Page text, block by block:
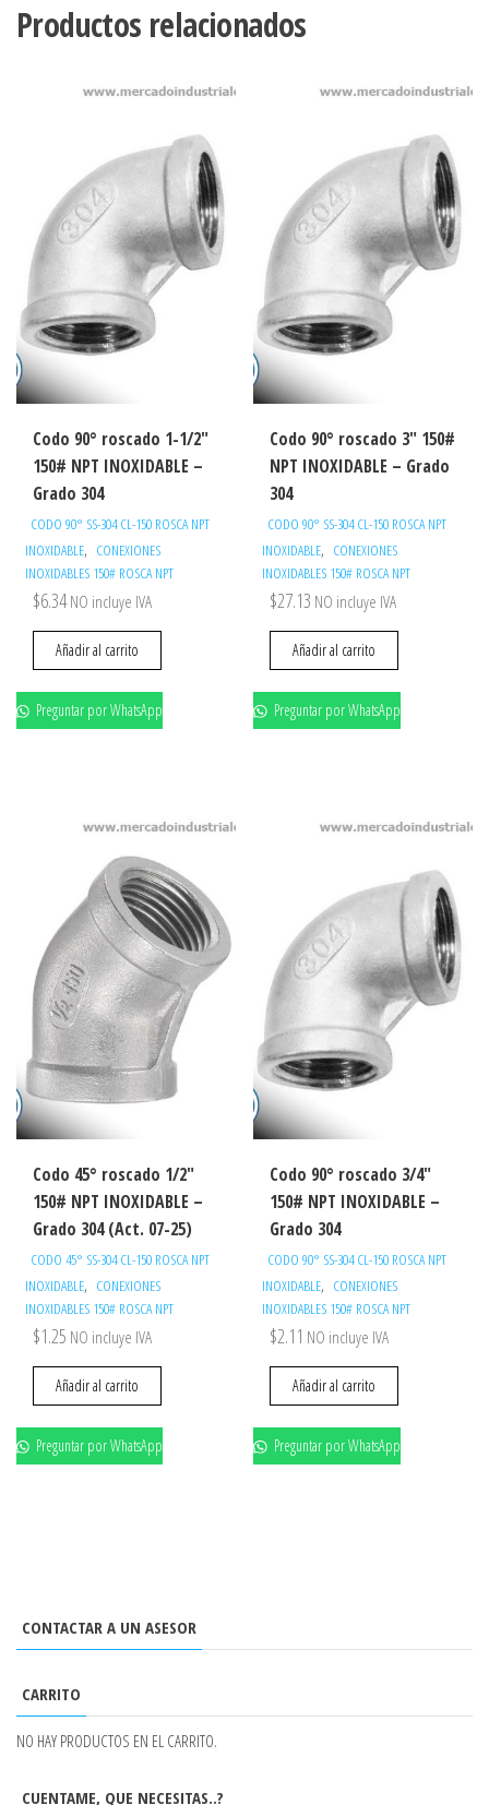
Productos relacionados
Codo 90° roscado 1-1/2″
150# NPT INOXIDABLE –
Grado 304
CODO 90° SS-304 CL-150 ROSCA NPT
INOXIDABLE, CONEXIONES
INOXIDABLES 150# ROSCA NPT
$6.34 NO incluye IVA
Añadir al carrito
Preguntar por WhatsApp
Codo 90° roscado 3″ 150#
NPT INOXIDABLE – Grado
304
CODO 90° SS-304 CL-150 ROSCA NPT
INOXIDABLE, CONEXIONES
INOXIDABLES 150# ROSCA NPT
$27.13 NO incluye IVA
Añadir al carrito
Preguntar por WhatsApp
Codo 45° roscado 1/2″
150# NPT INOXIDABLE –
Grado 304 (Act. 07-25)
CODO 45° SS-304 CL-150 ROSCA NPT
INOXIDABLE, CONEXIONES
INOXIDABLES 150# ROSCA NPT
$1.25 NO incluye IVA
Añadir al carrito
Preguntar por WhatsApp
Codo 90° roscado 3/4″
150# NPT INOXIDABLE –
Grado 304
CODO 90° SS-304 CL-150 ROSCA NPT
INOXIDABLE, CONEXIONES
INOXIDABLES 150# ROSCA NPT
$2.11 NO incluye IVA
Añadir al carrito
Preguntar por WhatsApp
CONTACTAR A UN ASESOR
CARRITO
NO HAY PRODUCTOS EN EL CARRITO.
CUENTAME, QUE NECESITAS..?